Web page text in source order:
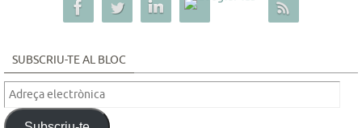
SUBSCRIU-TE AL BLOC
Adreça
electrònica